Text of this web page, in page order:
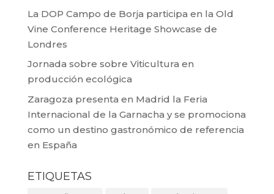
La DOP Campo de Borja participa en la Old
Vine Conference Heritage Showcase de
Londres
Jornada sobre sobre Viticultura en
producción ecológica
Zaragoza presenta en Madrid la Feria
Internacional de la Garnacha y se promociona
como un destino gastronómico de referencia
en España
ETIQUETAS